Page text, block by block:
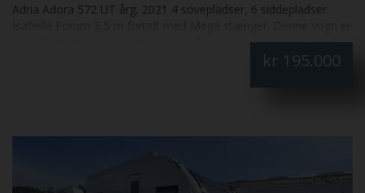
Adria Adora 572 UT årg. 2021 4 sovepladser, 6 siddepladser.
med Gulvvarme, gasvarmeovn med blæser, varmt vand, stort
køleskab, toilet og brusekabine i bagende, serviceklap, 2
Vognen står meget pæn og velholdt. SÆLGES FOR KUNDE.
kr 195.000